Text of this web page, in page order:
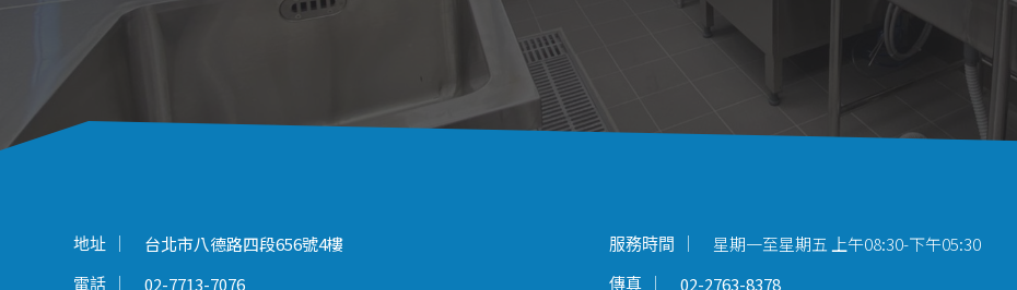
地址 台北市八德路四段656號4樓 服務時間 星期一至星期五 上午08:30-下午05:30
電話 02-7713-7076 傳真 02-2763-8378